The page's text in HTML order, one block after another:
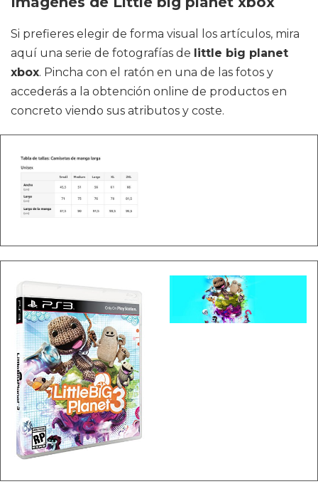
Si prefieres elegir de forma visual los artículos, mira
aquí una serie de fotografías de little big planet
xbox. Pincha con el ratón en una de las fotos y
accederás a la obtención online de productos en
concreto viendo sus atributos y coste.